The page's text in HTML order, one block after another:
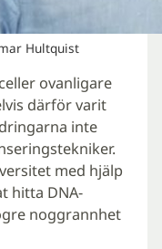
Hultquist
ovanligare
därför varit
inte
med hjälp
hitta DNA-
noggrannhet